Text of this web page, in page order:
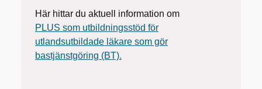
Här hittar du aktuell information om
PLUS som utbildningsstöd för
utlandsutbildade läkare som gör
bastjänstgöring (BT).